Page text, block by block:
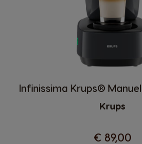
Infinissima Krups®
Krups
€ 89,00